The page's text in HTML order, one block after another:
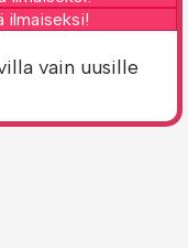
ilmaiseksi!
vain uusille